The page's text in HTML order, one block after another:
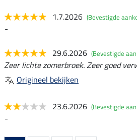
1.7.2026 (Bevestigde
-
29.6.2026 (Bevestigde
Zeer lichte zomerbroek. Zeer goed
Origineel bekijken
23.6.2026 (Bevestigde
-